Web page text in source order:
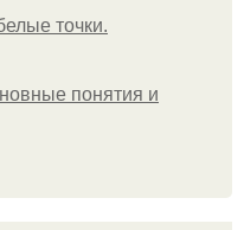
точки.
понятия и